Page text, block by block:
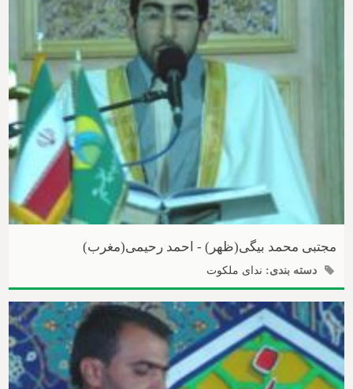
مجتبی محمد بیگی(ظهر) - احمد رحیمی(مغرب)
دسته بندی: ندای ملکوت